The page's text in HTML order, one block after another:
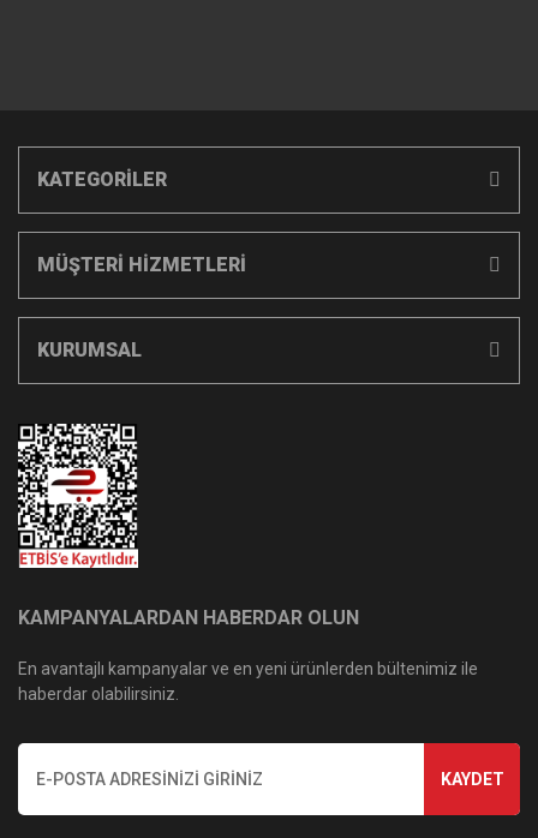
KATEGORİLER
MÜŞTERİ HİZMETLERİ
KURUMSAL
KAMPANYALARDAN HABERDAR OLUN
En avantajlı kampanyalar ve en yeni ürünlerden bültenimiz ile
haberdar olabilirsiniz.
KAYDET